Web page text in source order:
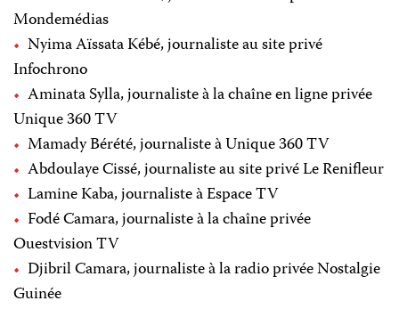
Mondemédias
Nyima Aïssata Kébé, journaliste au site privé
Infochrono
Aminata Sylla, journaliste à la chaîne en ligne privée
Unique 360 TV
Mamady Bérété, journaliste à Unique 360 TV
Abdoulaye Cissé, journaliste au site privé Le Renifleur
Lamine Kaba, journaliste à Espace TV
Fodé Camara, journaliste à la chaîne privée
Ouestvision TV
Djibril Camara, journaliste à la radio privée Nostalgie
Guinée